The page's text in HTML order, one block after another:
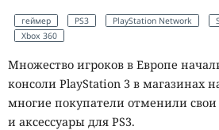
геймер PS3 PlayStation Network
Xbox 360
Множество игроков в Европе
консоли PlayStation 3 в магазинах
многие покупатели отменили
и аксессуары для PS3.